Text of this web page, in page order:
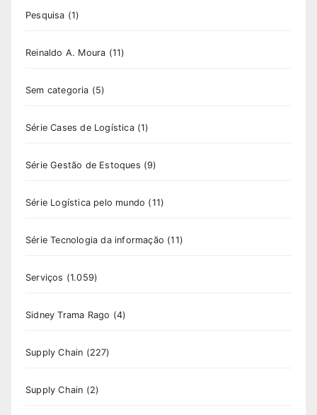
Pesquisa (1)
Reinaldo A. Moura (11)
Sem categoria (5)
Série Cases de Logística(1)
Série Gestão de Estoques (9)
Série Logística pelo mundo (11)
Série Tecnologia da informação (11)
Serviços (1.059)
Sidney Trama Rago (4)
Supply Chain (227)
Supply Chain (2)